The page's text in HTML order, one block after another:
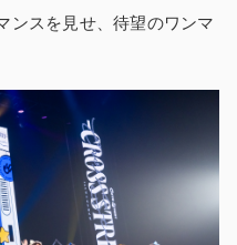
ンスを見せ、待望のワンマ